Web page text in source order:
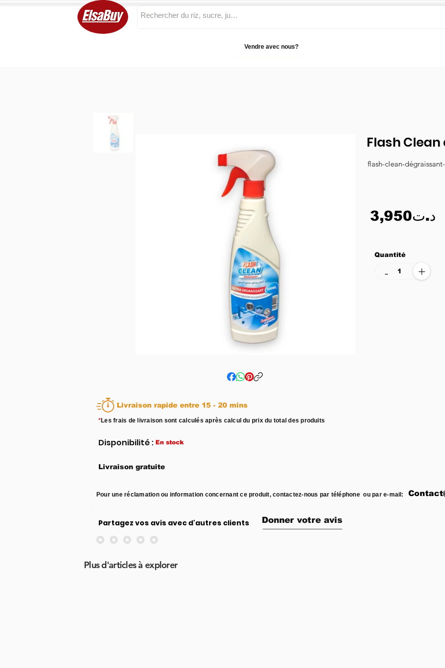
Vendre avec nous?
Flash
flash-clean-
3,950د.ت
Quantité
+
-
Livraison rapide entre 15 - 20 mins
*Les frais de livraison sont calculés après calcul du prix du total des produits
Disponibilité : En stock
Livraison gratuite
Pour une réclamation ou information concernant ce produit, contactez-nous par téléphone ou par e-mail:
Partagez vos avis avec d'autres clients Donner votre avis
Aucune note pour le moment
Plus d'articles à explorer